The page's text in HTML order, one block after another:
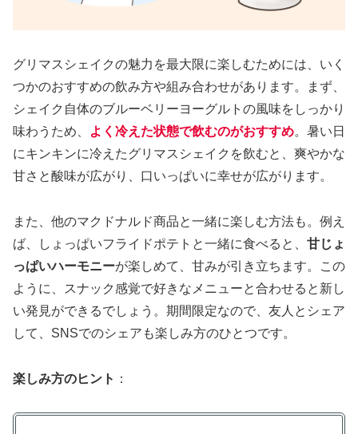
グリマスシェイクの魅力を最大限に楽しむためには、いく
つかのおすすめの飲み方や組み合わせがあります。まず、
シェイク自体のブルーベリーヨーグルトの風味をしっかり
味わうため、
よく冷えた状態で飲むのがおすすめ。暑い日
にキンキンに冷えたグリマスシェイクを飲むと、爽やかな
甘さと酸味が広がり、口いっぱいに幸せが広がります。
また、他のマクドナルド商品と一緒に楽しむ方法も。例え
ば、しょっぱいフライドポテトと一緒に食べると、 甘じょ
っぱいハーモニーが楽しめて、甘みが引き立ちます。この
ように、スナック感覚で好きなメニューと合わせると新し
い発見ができるでしょう。期間限定なので、友人とシェア
して、SNSでのシェアも楽しみ方のひとつです。
楽しみ方のヒント ：